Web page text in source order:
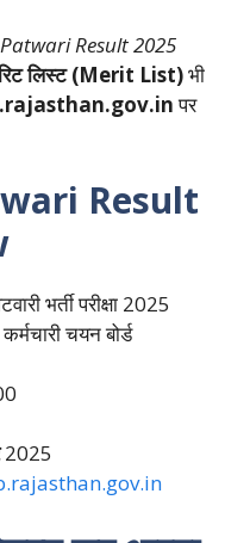
Patwari Result 2025
लिस्ट (Merit List)भी
पर
Result
भर्ती परीक्षा 2025
चयन बोर्ड
2025